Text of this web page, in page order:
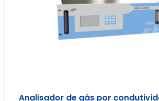
Analisador de gás por